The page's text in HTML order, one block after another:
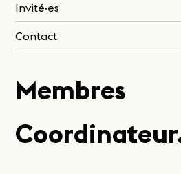
Invité·es
Contact
Membres